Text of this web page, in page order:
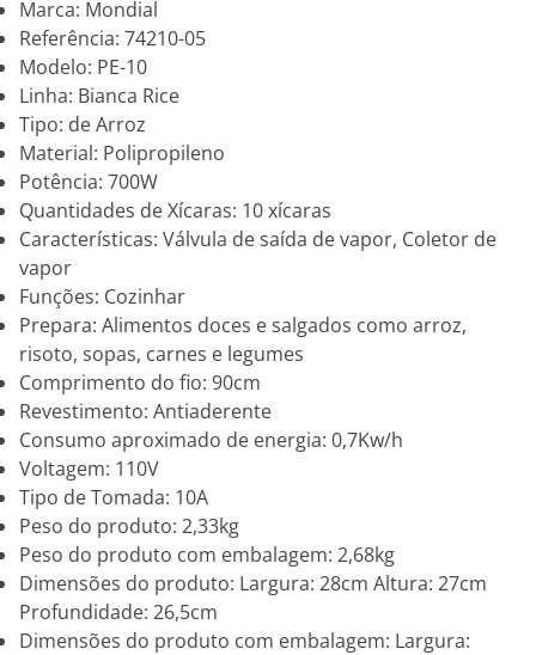
Marca: Mondial
Referência: 74210-05
Modelo: PE-10
Linha: Bianca Rice
Tipo: de Arroz
Material: Polipropileno
Potência: 700W
Quantidades de Xícaras: 10 xícaras
Características: Válvula de saída de vapor, Coletor de
vapor
Funções: Cozinhar
Prepara: Alimentos doces e salgados como arroz,
risoto, sopas, carnes e legumes
Comprimento do fio: 90cm
Revestimento: Antiaderente
Consumo aproximado de energia: 0,7Kw/h
Voltagem: 110V
Tipo de Tomada: 10A
Peso do produto: 2,33kg
Peso do produto com embalagem: 2,68kg
Dimensões do produto: Largura: 28cm Altura: 27cm
Profundidade: 26,5cm
Dimensões do produto com embalagem: Largura: